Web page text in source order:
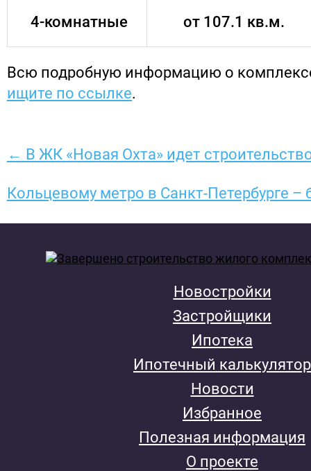
4-комнатные от 107.1 кв.м.
Всю подробную информацию о
ищите по ссылке.
← В ЖК «Новая Охта» идет
Кольцевому метро в Санкт-Петербурге
Новостройки
Застройщики
Ипотека
Ипотечный калькулятор
Новости
Избранное
Полезная информация
О проекте